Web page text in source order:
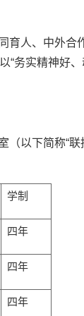
育人、中外合
“务实精神好
以下简称“联
学制
四年
四年
四年